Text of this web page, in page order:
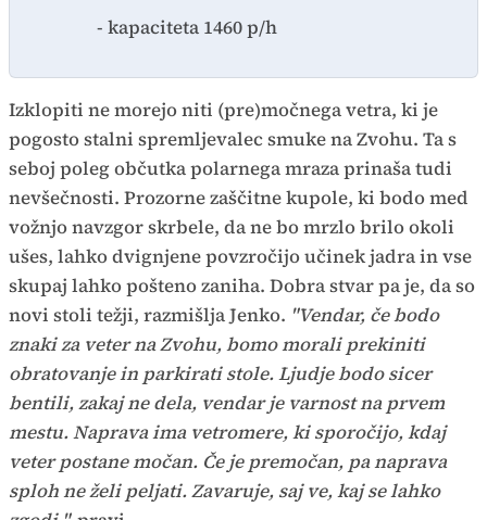
- kapaciteta 1460 p/h
Izklopiti ne morejo niti (pre)močnega vetra, ki je
pogosto stalni spremljevalec smuke na Zvohu. Ta s
seboj poleg občutka polarnega mraza prinaša tudi
nevšečnosti. Prozorne zaščitne kupole, ki bodo med
vožnjo navzgor skrbele, da ne bo mrzlo brilo okoli
ušes, lahko dvignjene povzročijo učinek jadra in vse
skupaj lahko pošteno zaniha. Dobra stvar pa je, da so
novi stoli težji, razmišlja Jenko. "Vendar, če bodo
znaki za veter na Zvohu, bomo morali prekiniti
obratovanje in parkirati stole. Ljudje bodo sicer
bentili, zakaj ne dela, vendar je varnost na prvem
mestu. Naprava ima vetromere, ki sporočijo, kdaj
veter postane močan. Če je premočan, pa naprava
sploh ne želi peljati. Zavaruje, saj ve, kaj se lahko